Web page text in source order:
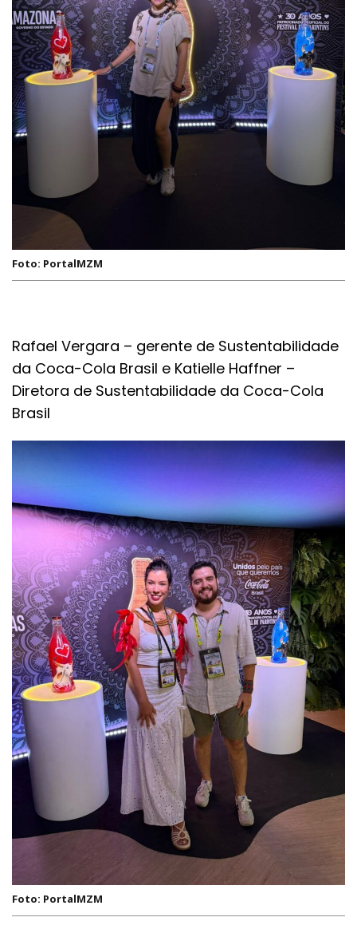
Foto: PortalMZM
Rafael Vergara – gerente de Sustentabilidade
da Coca-Cola Brasil e Katielle Haffner –
Diretora de Sustentabilidade da Coca-Cola
Brasil
Foto: PortalMZM